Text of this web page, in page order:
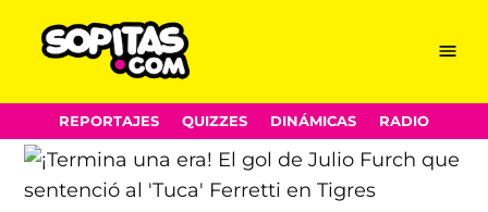
Skip
to
content
Menu
REPORTAJES QUIZZES DINÁMICAS RADIO